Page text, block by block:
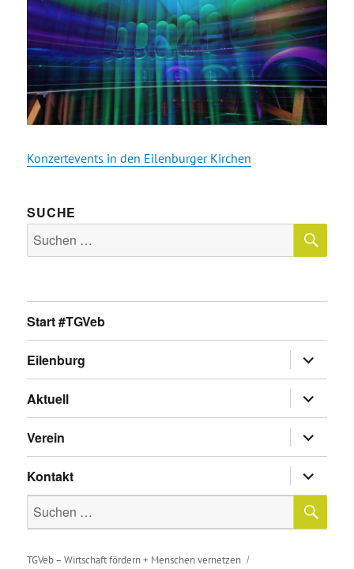
Konzertevents in den Eilenburger Kirchen
SUCHE
Suche
nach:
Start #TGVeb
Eilenburg
anzeigen
Aktuell
anzeigen
Verein
anzeigen
Kontakt
anzeigen
Suche
nach:
TGVeb – Wirtschaft fördern + Menschen vernetzen